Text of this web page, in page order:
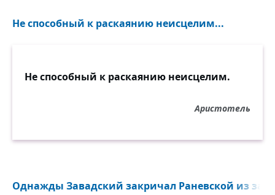
Не способный к раскаянию неисцелим...
Не способный к раскаянию неисцелим.
Аристотель
Однажды Завадский закричал Раневской из